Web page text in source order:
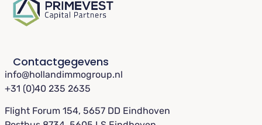
Contactgegevens
info@hollandimmogroup.nl
+31 (0)40 235 2635
Flight Forum 154, 5657 DD Eindhoven